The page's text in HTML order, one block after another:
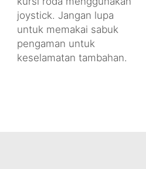
joystick. Jangan lupa
untuk memakai sabuk
pengaman untuk
keselamatan tambahan.